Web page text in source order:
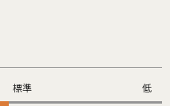
標準 低